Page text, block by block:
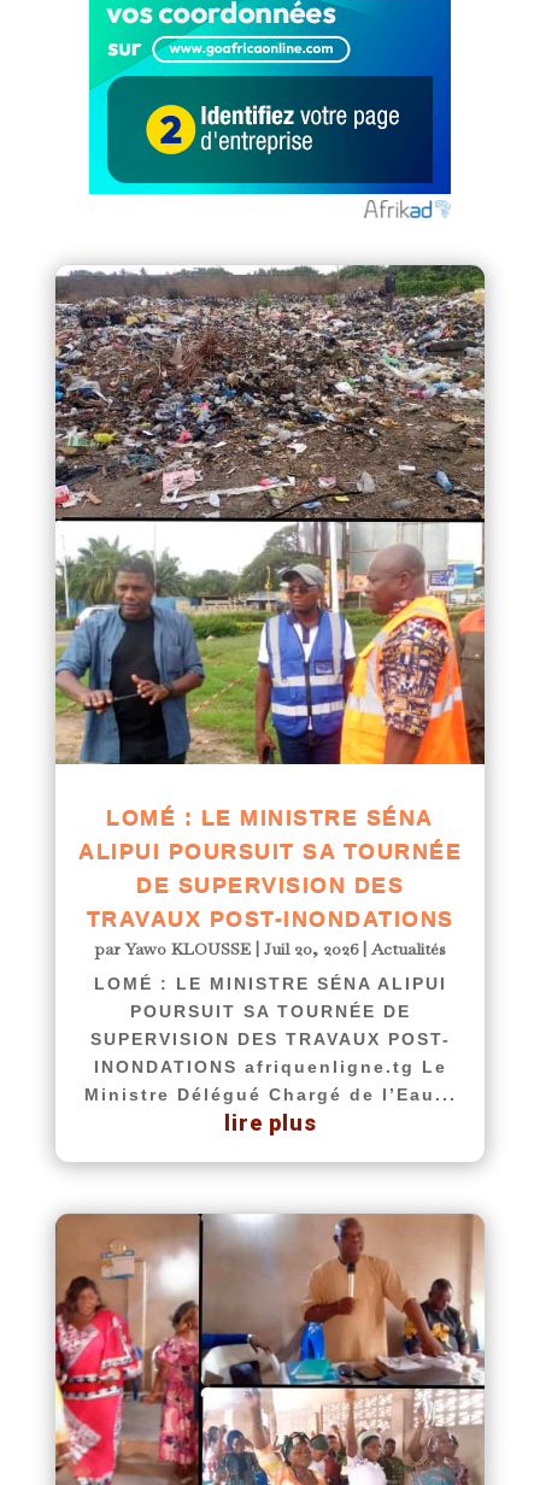
LOMÉ : LE MINISTRE SÉNA
ALIPUI POURSUIT SA TOURNÉE
DE SUPERVISION DES
TRAVAUX POST-INONDATIONS
parYawo KLOUSSE| Juil 20, 2026|Actualités
LOMÉ : LE MINISTRE SÉNA ALIPUI
POURSUIT SA TOURNÉE DE
SUPERVISION DES TRAVAUX POST-
INONDATIONS afriquenligne.tg Le
Ministre Délégué Chargé de l’Eau...
lire plus